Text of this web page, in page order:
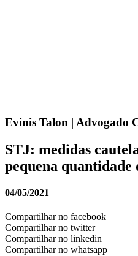
Evinis Talon | Advogado
STJ: medidas
pequena quantidade
04/05/2021
Compartilhar no facebook
Compartilhar no twitter
Compartilhar no linkedin
Compartilhar no whatsapp